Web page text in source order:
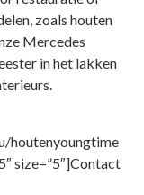
zoals houten
Mercedes
in het lakken
houtenyoungtime
size=”5″]Contact